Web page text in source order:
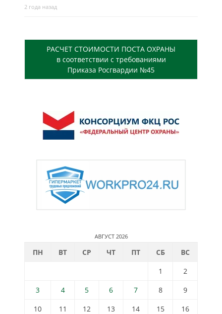
2 года назад
РАСЧЕТ СТОИМОСТИ ПОСТА ОХРАНЫ
в соответствии с требованиями
Приказа Росгвардии №45
АВГУСТ 2026
ПН ВТ СР ЧТ ПТ СБ
ВС
1
2
3
4 5 6 7 8
9
10
11 12 13 14 15
16